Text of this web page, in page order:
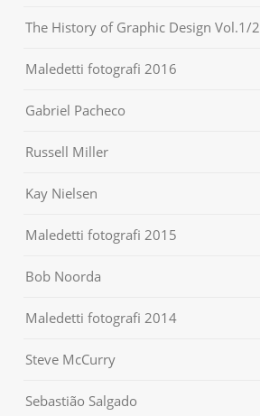
The History of Graphic Design Vol.1/2
Maledetti fotografi 2016
Gabriel Pacheco
Russell Miller
Kay Nielsen
Maledetti fotografi 2015
Bob Noorda
Maledetti fotografi 2014
Steve McCurry
Sebastião Salgado